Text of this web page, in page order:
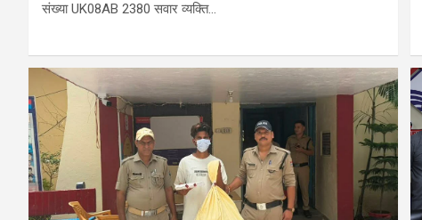
संख्या UK08AB 2380 सवार व्यक्ति…